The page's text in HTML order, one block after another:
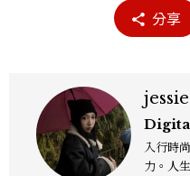
分享
jessie
入行時
力。人